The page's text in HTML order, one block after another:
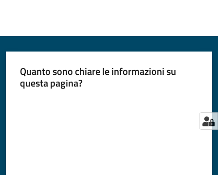
Quanto sono chiare le informazioni su
questa pagina?